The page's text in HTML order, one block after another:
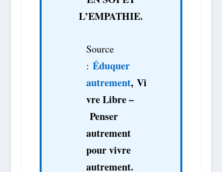
L’EMPATHIE.
Source
: Éduquer
autrement, Vi
vre Libre –
Penser
autrement
pour vivre
autrement.